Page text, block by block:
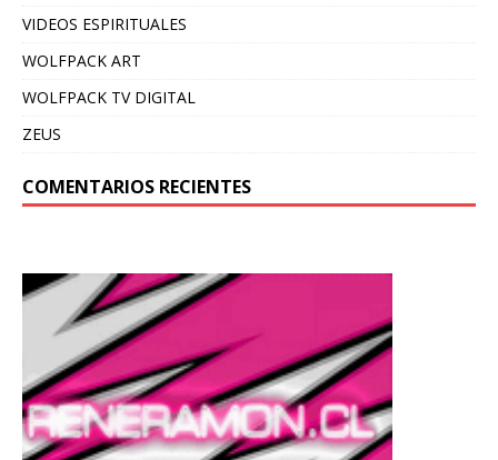
VIDEOS ESPIRITUALES
WOLFPACK ART
WOLFPACK TV DIGITAL
ZEUS
COMENTARIOS RECIENTES